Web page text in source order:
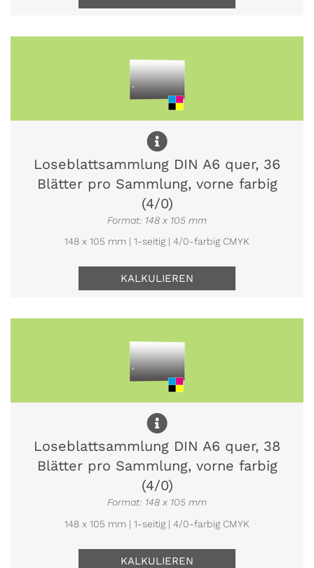
Loseblattsammlung DIN A6 quer, 36
Blätter pro Sammlung, vorne farbig
(4/0)
Format: 148 x 105 mm
148 x 105 mm | 1-seitig | 4/0-farbig CMYK
KALKULIEREN
Loseblattsammlung DIN A6 quer, 38
Blätter pro Sammlung, vorne farbig
(4/0)
Format: 148 x 105 mm
148 x 105 mm | 1-seitig | 4/0-farbig CMYK
KALKULIEREN